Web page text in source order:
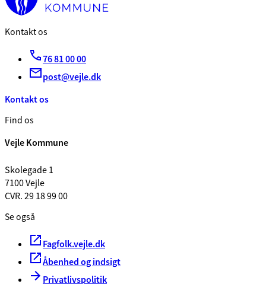
Kontakt os
76 81 00 00
post@vejle.dk
Kontakt os
Find os
Vejle Kommune
Skolegade 1
7100 Vejle
CVR. 29 18 99 00
Se også
Fagfolk.vejle.dk
Åbenhed og indsigt
Privatlivspolitik